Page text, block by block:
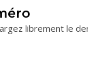
librement le